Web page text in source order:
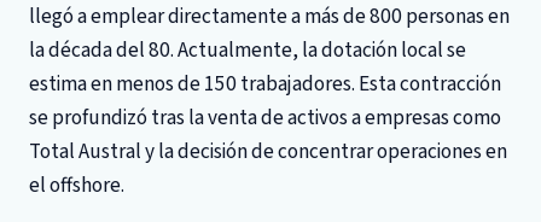
llegó a emplear directamente a más de 800 personas en
la década del 80. Actualmente, la dotación local se
estima en menos de 150 trabajadores. Esta contracción
se profundizó tras la venta de activos a empresas como
Total Austral y la decisión de concentrar operaciones en
el offshore.